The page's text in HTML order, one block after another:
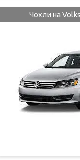
Чохли на